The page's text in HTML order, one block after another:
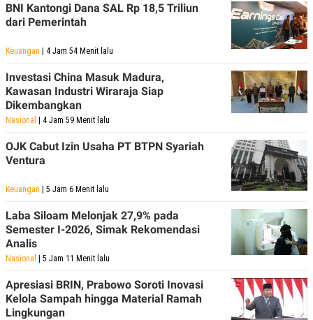
E
P
E
A
D
R
I
S
I
N
G
K
G
M
I
.
I
D
SITEMAP PROFILE TERM
OF
BNI Kantongi Dana SAL Rp 18,5 Triliun
dari Pemerintah
Keuangan | 4 Jam 54 Menit lalu
Investasi China Masuk Madura,
Kawasan Industri Wiraraja Siap
Dikembangkan
Nasional | 4 Jam 59 Menit lalu
OJK Cabut Izin Usaha PT BTPN Syariah
Ventura
Keuangan | 5 Jam 6 Menit lalu
Laba Siloam Melonjak 27,9% pada
Semester I-2026, Simak Rekomendasi
Analis
Nasional | 5 Jam 11 Menit lalu
Apresiasi BRIN, Prabowo Soroti Inovasi
Kelola Sampah hingga Material Ramah
Lingkungan